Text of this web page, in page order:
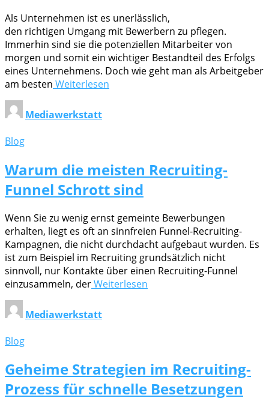
Als Unternehmen ist es unerlässlich,
den richtigen Umgang mit Bewerbern zu pflegen.
Immerhin sind sie die potenziellen Mitarbeiter von
morgen und somit ein wichtiger Bestandteil des Erfolgs
eines Unternehmens. Doch wie geht man als Arbeitgeber
am besten Weiterlesen
Mediawerkstatt
Blog
Warum die meisten Recruiting-
Funnel Schrott sind
Wenn Sie zu wenig ernst gemeinte Bewerbungen
erhalten, liegt es oft an sinnfreien Funnel-Recruiting-
Kampagnen, die nicht durchdacht aufgebaut wurden. Es
ist zum Beispiel im Recruiting grundsätzlich nicht
sinnvoll, nur Kontakte über einen Recruiting-Funnel
einzusammeln, derWeiterlesen
Mediawerkstatt
Blog
Geheime Strategien im Recruiting-
Prozess für schnelle Besetzungen